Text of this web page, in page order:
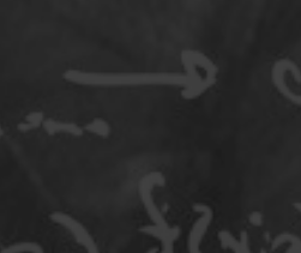
МИНИСТЕРСТВО
ОБРАЗОВАНИЯ
САМАРСКОЙ ОБЛАСТИ